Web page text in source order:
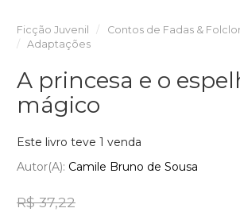
Ficção Juvenil
Contos de Fadas &
Adaptações
A princesa e o
mágico
Este livro teve 1 venda
Autor(a): Camile Bruno de Sousa
R$ 37,22